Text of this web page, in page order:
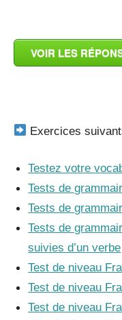
VOIR LES
Exercices
Testez votre
Tests de
Tests de
Tests de
suivies d’un verbe
Test de niveau
Test de niveau
Test de niveau